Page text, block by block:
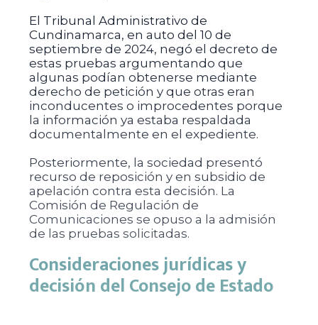
El Tribunal Administrativo de
Cundinamarca, en auto del 10 de
septiembre de 2024, negó el decreto de
estas pruebas argumentando que
algunas podían obtenerse mediante
derecho de petición y que otras eran
inconducentes o improcedentes porque
la información ya estaba respaldada
documentalmente en el expediente.
Posteriormente, la sociedad presentó
recurso de reposición y en subsidio de
apelación contra esta decisión. La
Comisión de Regulación de
Comunicaciones se opuso a la admisión
de las pruebas solicitadas.
Consideraciones jurídicas y
decisión del Consejo de Estado